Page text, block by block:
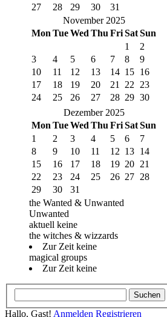
27
28 29 30
31
November 2025
Mon TueWed Thu FriSatSun
1
2
3
4 5 6 7 8
9
10
11 12 13 14 15 16
17
18 19 20 21 22
23
24
25 26 27 28 29 30
Dezember 2025
Mon TueWed Thu FriSatSun
1
2 3 4 5 6
7
8
9 10 11 12 13 14
15
16 17 18 19 20 21
22
23 24 25 26 27 28
29
30
31
the Wanted & Unwanted
Unwanted
aktuell keine
the witches & wizzards
Zur Zeit keine
magical groups
Zur Zeit keine
Hallo, Gast! Anmelden Registrieren